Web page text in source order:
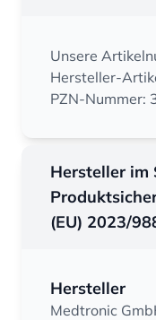
Unsere
Hersteller-
PZN-Nummer:
Hersteller im
(EU) 2023/
Hersteller
Medtronic